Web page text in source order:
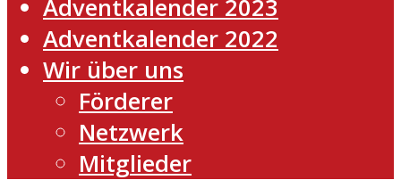
Adventkalender 2023
Adventkalender 2022
Wir über uns
Förderer
Netzwerk
Mitglieder